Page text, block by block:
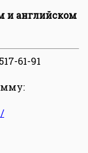
и английском
61-91